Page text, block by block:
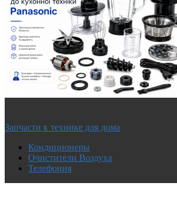
Запчасти к технике для дома
Кондиционеры
Очистители Воздуха
Телефония